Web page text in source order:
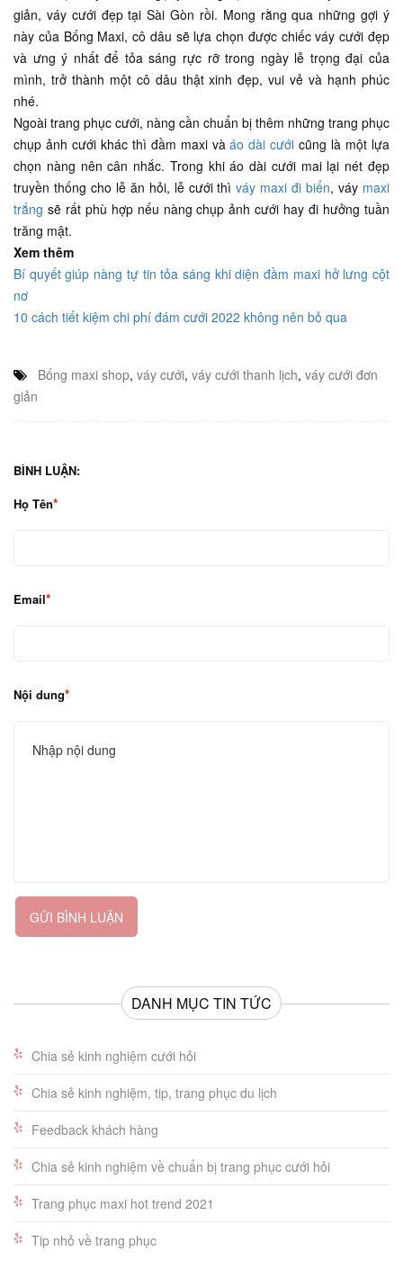
giản, váy cưới đẹp tại Sài Gòn rồi. Mong rằng qua những gợi ý
này của Bống Maxi, cô dâu sẽ lựa chọn được chiếc váy cưới đẹp
và ưng ý nhất để tỏa sáng rực rỡ trong ngày lễ trọng đại của
mình, trở thành một cô dâu thật xinh đẹp, vui vẻ và hạnh phúc
nhé.
Ngoài trang phục cưới, nàng cần chuẩn bị thêm những trang phục
chụp ảnh cưới khác thì đầm maxi vàáo dài cưới cũng là một lựa
chọn nàng nên cân nhắc. Trong khi áo dài cưới mai lại nét đẹp
truyền thống cho lễ ăn hỏi, lễ cưới thìváy maxi đi biển, váy maxi
trắng sẽ rất phù hợp nếu nàng chụp ảnh cưới hay đi hưởng tuần
trăng mật.
Xem thêm
Bí quyết giúp nàng tự tin tỏa sáng khi diện đầm maxi hở lưng cột
nơ
10 cách tiết kiệm chi phí đám cưới 2022 không nên bỏ qua
Bống maxi shop, váy cưới, váy cưới thanh lịch, váy cưới đơn
giản
BÌNH LUẬN:
Họ Tên
Email
Nội dung
GỬI BÌNH LUẬN
DANH MỤC TIN TỨC
Chia sẻ kinh nghiệm cưới hỏi
Chia sẻ kinh nghiệm, tip, trang phục du lịch
Feedback khách hàng
Chia sẻ kinh nghiệm về chuẩn bị trang phục cưới hỏi
Trang phục maxi hot trend 2021
Tip nhỏ về trang phục